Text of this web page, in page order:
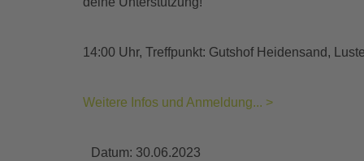
14:00 Uhr, Treffpunkt: Gutshof Heidensand,
Weitere Infos und Anmeldung... >
Datum: 30.06.2023